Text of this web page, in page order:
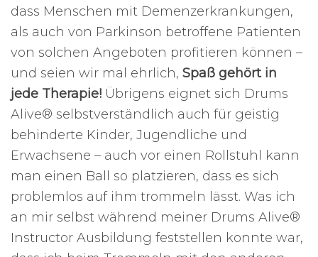
dass Menschen mit Demenzerkrankungen,
als auch von Parkinson betroffene Patienten
von solchen Angeboten profitieren können –
und seien wir mal ehrlich, Spaß gehört in
jede Therapie! Übrigens eignet sich Drums
Alive® selbstverständlich auch für geistig
behinderte Kinder, Jugendliche und
Erwachsene – auch vor einen Rollstuhl kann
man einen Ball so platzieren, dass es sich
problemlos auf ihm trommeln lässt. Was ich
an mir selbst während meiner Drums Alive®
Instructor Ausbildung feststellen konnte war,